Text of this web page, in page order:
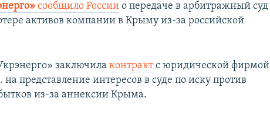
сообщило России о передаче в арбитражный суд
активов компании в Крыму из-за российской
заключилаконтрактс юридической фирмой
представление интересов в суде по иску против
из-за аннексии Крыма.